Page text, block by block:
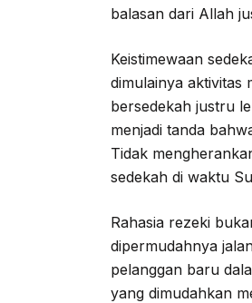
balasan dari Allah
Keistimewaan
dimulainya aktivitas
bersedekah justru
menjadi tanda
Tidak
sedekah di waktu
Rahasia rezeki
dipermudahnya
pelanggan baru
yang dimudahkan